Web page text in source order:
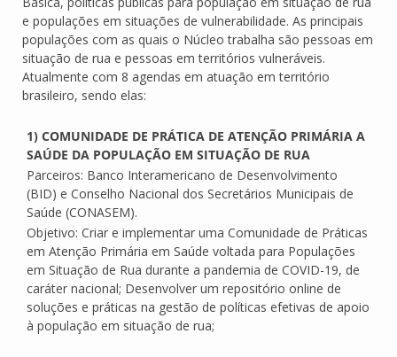
e populações em situações de vulnerabilidade. As principais
populações com as quais o Núcleo trabalha são pessoas em
situação de rua e pessoas em territórios vulneráveis.
Atualmente com 8 agendas em atuação em território
brasileiro, sendo elas:
1) COMUNIDADE DE PRÁTICA DE ATENÇÃO PRIMÁRIA A
SAÚDE DA POPULAÇÃO EM SITUAÇÃO DE RUA
Parceiros: Banco Interamericano de Desenvolvimento
(BID) e Conselho Nacional dos Secretários Municipais de
Saúde (CONASEM).
Objetivo: Criar e implementar uma Comunidade de Práticas
em Atenção Primária em Saúde voltada para Populações
em Situação de Rua durante a pandemia de COVID-19, de
caráter nacional; Desenvolver um repositório online de
soluções e práticas na gestão de políticas efetivas de apoio
à população em situação de rua;